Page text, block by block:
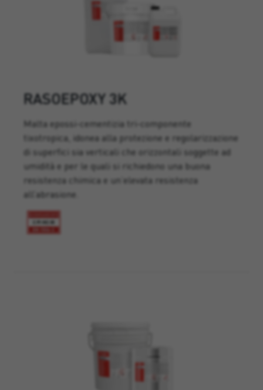
RASOEPOXY 3K
Malta epossi-cementizia tri-componente
tixotropica, idonea alla protezione e regolarizzazione
di superfici sia verticali che orizzontali soggette ad
umidità e per le quali si richiedono una buona
resistenza chimica e un’elevata resistenza
all’abrasione.